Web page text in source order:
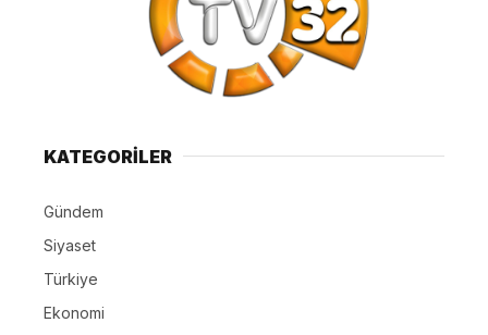
KATEGORİLER
Gündem
Siyaset
Türkiye
Ekonomi